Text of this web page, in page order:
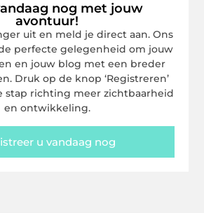
nog met jouw
avontuur!
uit en meld je direct aan. Ons
perfecte gelegenheid om jouw
en jouw blog met een breder
Druk op de knop ‘Registreren’
stap richting meer zichtbaarheid
en ontwikkeling.
u vandaag nog